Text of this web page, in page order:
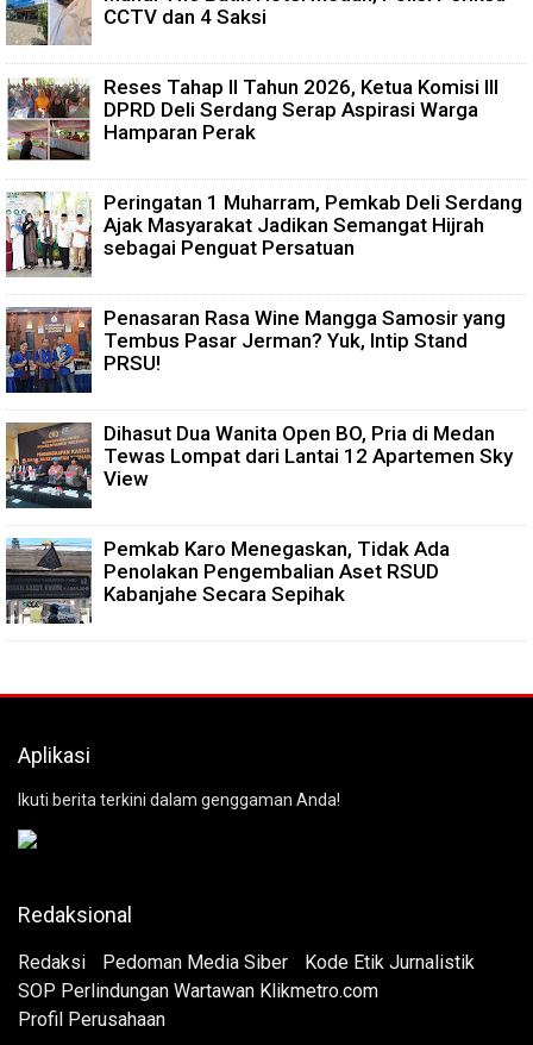
CCTV dan 4 Saksi
Reses Tahap II Tahun 2026, Ketua Komisi III
DPRD Deli Serdang Serap Aspirasi Warga
Hamparan Perak
Peringatan 1 Muharram, Pemkab Deli Serdang
Ajak Masyarakat Jadikan Semangat Hijrah
sebagai Penguat Persatuan
Penasaran Rasa Wine Mangga Samosir yang
Tembus Pasar Jerman? Yuk, Intip Stand
PRSU!
Dihasut Dua Wanita Open BO, Pria di Medan
Tewas Lompat dari Lantai 12 Apartemen Sky
View
Pemkab Karo Menegaskan, Tidak Ada
Penolakan Pengembalian Aset RSUD
Kabanjahe Secara Sepihak
Aplikasi
Ikuti berita terkini dalam genggaman Anda!
Redaksional
Redaksi Pedoman Media Siber
Kode Etik Jurnalistik
SOP Perlindungan Wartawan Klikmetro.com
Profil Perusahaan